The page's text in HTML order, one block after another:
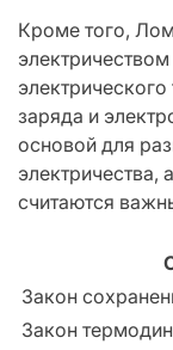
Кроме того,
заряда и
основой для
электричества,
считаются
Закон
Закон